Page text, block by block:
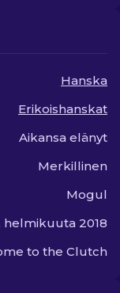
Hanska
Erikoishanskat
Aikansa elänyt
Merkillinen
Mogul
helmikuuta 2018
to the Clutch